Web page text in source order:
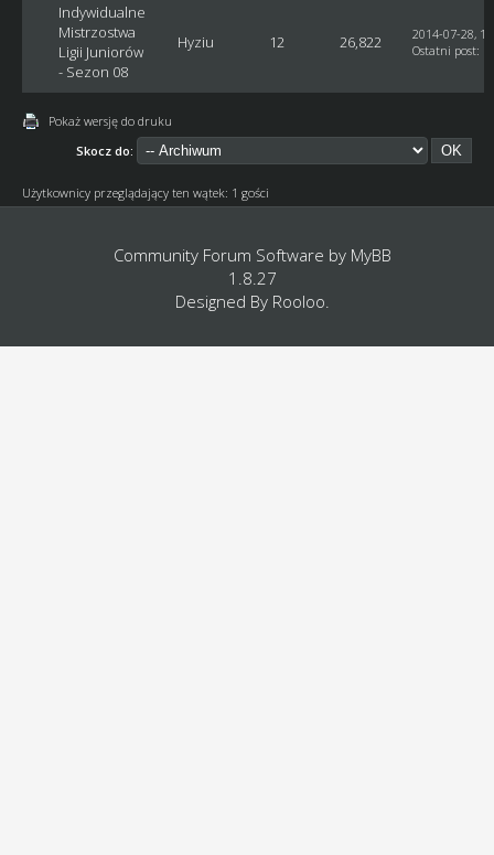
Indywidualne
Mistrzostwa
Ligii Juniorów
- Sezon 08
Hyziu 12 26,822
2014-07-28,
Ostatni post:
Pokaż wersję do druku
Skocz do:
Użytkownicy przeglądający ten wątek: 1 gości
Community Forum Software by MyBB
1.8.27
Designed By Rooloo